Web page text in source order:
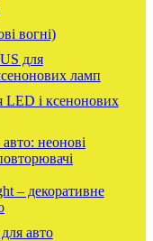
вогні)
для
ламп
LED і ксенонових
неонові
– декоративне
авто